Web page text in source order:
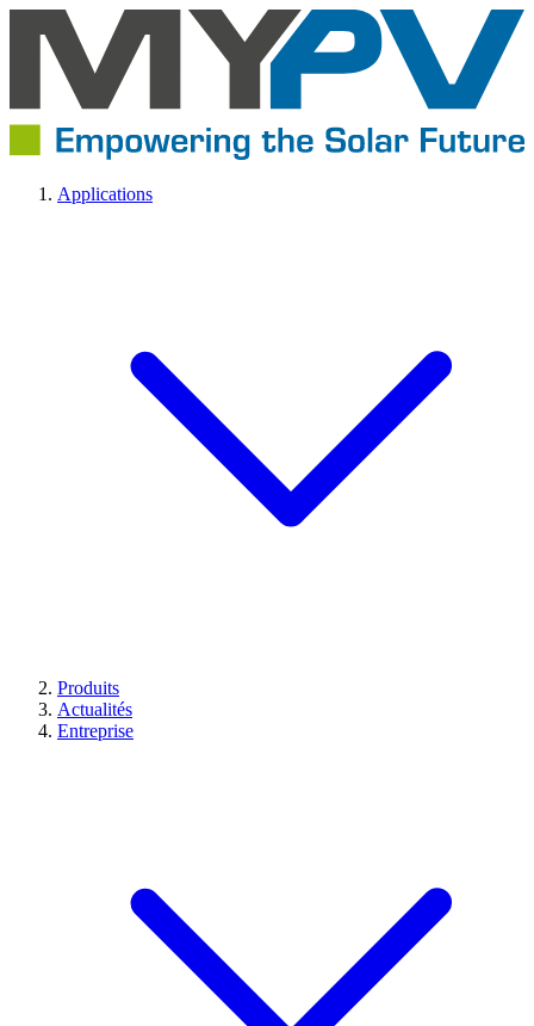
Applications
Produits
Actualités
Entreprise